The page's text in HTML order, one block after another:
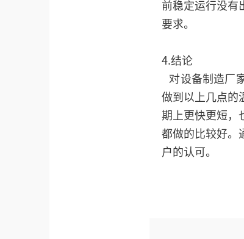
前稳定运行没有
要求。
4.结论
对设备制造厂
做到以上几点的
期上更快更短，
都做的比较好。
户的认可。